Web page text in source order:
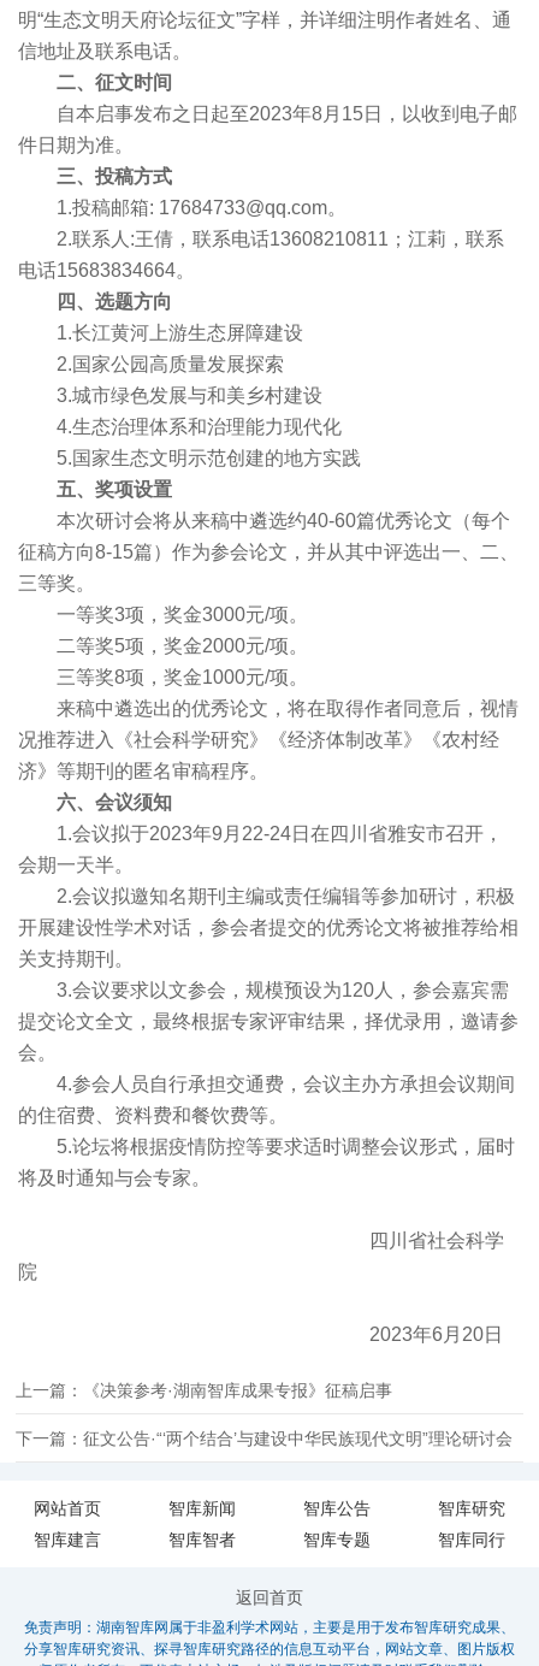
明“生态文明天府论坛征文”字样，并详细注明作者姓名、通
信地址及联系电话。
二、征文时间
自本启事发布之日起至2023年8月15日，以收到电子邮
件日期为准。
三、投稿方式
1.投稿邮箱: 17684733@qq.com。
2.联系人:王倩，联系电话13608210811；江莉，联系
电话15683834664。
四、选题方向
1.长江黄河上游生态屏障建设
2.国家公园高质量发展探索
3.城市绿色发展与和美乡村建设
4.生态治理体系和治理能力现代化
5.国家生态文明示范创建的地方实践
五、奖项设置
本次研讨会将从来稿中遴选约40-60篇优秀论文（每个
征稿方向8-15篇）作为参会论文，并从其中评选出一、二、
三等奖。
一等奖3项，奖金3000元/项。
二等奖5项，奖金2000元/项。
三等奖8项，奖金1000元/项。
来稿中遴选出的优秀论文，将在取得作者同意后，视情
况推荐进入《社会科学研究》《经济体制改革》《农村经
济》等期刊的匿名审稿程序。
六、会议须知
1.会议拟于2023年9月22-24日在四川省雅安市召开，
会期一天半。
2.会议拟邀知名期刊主编或责任编辑等参加研讨，积极
开展建设性学术对话，参会者提交的优秀论文将被推荐给相
关支持期刊。
3.会议要求以文参会，规模预设为120人，参会嘉宾需
提交论文全文，最终根据专家评审结果，择优录用，邀请参
会。
4.参会人员自行承担交通费，会议主办方承担会议期间
的住宿费、资料费和餐饮费等。
5.论坛将根据疫情防控等要求适时调整会议形式，届时
将及时通知与会专家。
四川省社会科学
院
2023年6月20日
上一篇：《决策参考·湖南智库成果专报》征稿启事
下一篇：征文公告·“‘两个结合’与建设中华民族现代文明”理论研讨会
网站首页 智库新闻 智库公告
智库研究
智库建言
智库智者 智库专题 智库同行
返回首页
免责声明：湖南智库网属于非盈利学术网站，主要是用于发布智库研究成果、
分享智库研究资讯、探寻智库研究路径的信息互动平台，网站文章、图片版权